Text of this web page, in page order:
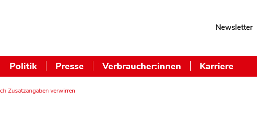
Newsletter
Politik Presse Verbraucher:innen Karriere
Zusatzangaben verwirren